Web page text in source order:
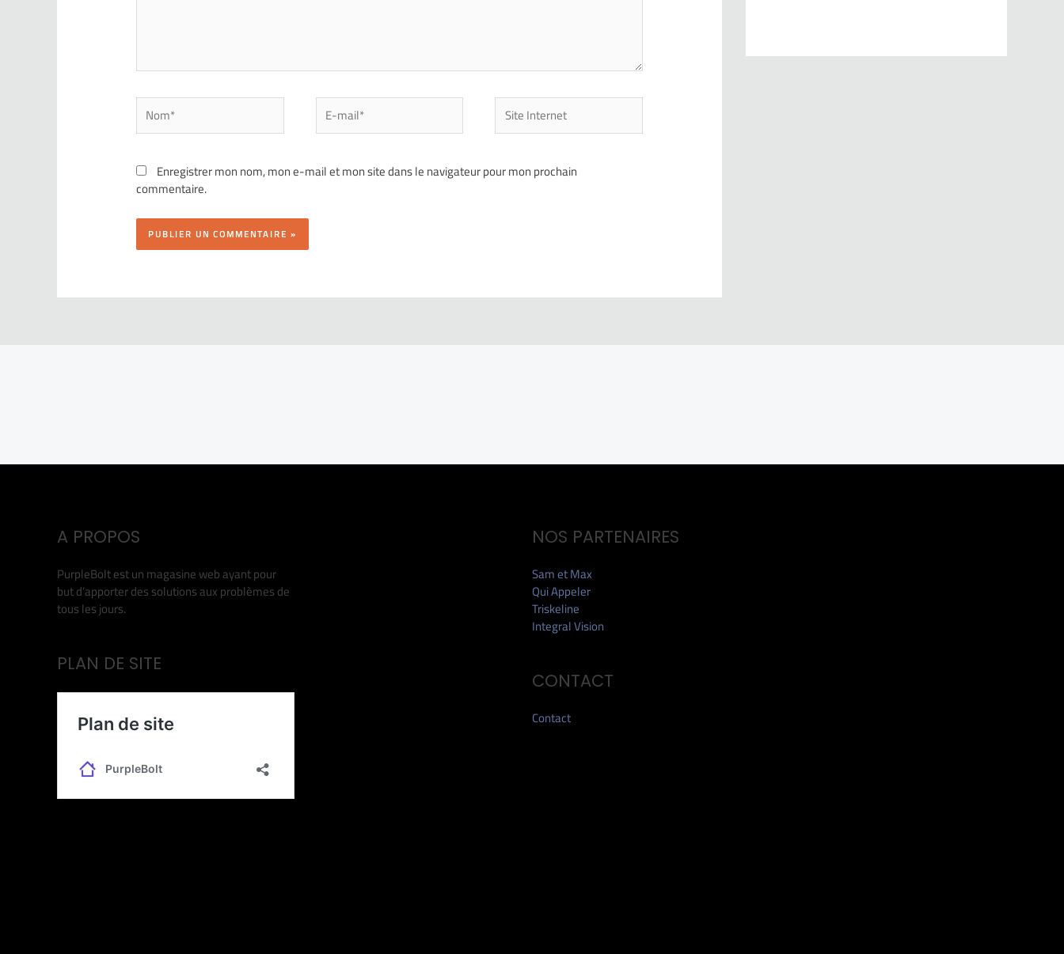
Enregistrer mon nom, mon e-mail et mon site dans le navigateur pour mon prochain
commentaire.
A PROPOS
PurpleBolt est un magasine web ayant pour
but d’apporter des solutions aux problèmes de
tous les jours.
PLAN DE SITE
NOS PARTENAIRES
Sam et Max
Qui Appeler
Triskeline
Integral Vision
CONTACT
Contact